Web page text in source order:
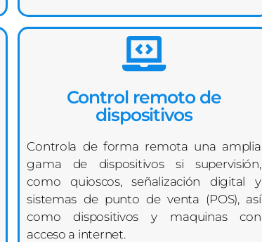
Control remoto de
dispositivos
Controla de forma remota una amplia
gama de dispositivos si supervisión,
como quioscos, señalización digital y
sistemas de punto de venta (POS), así
como dispositivos y maquinas con
acceso a internet.